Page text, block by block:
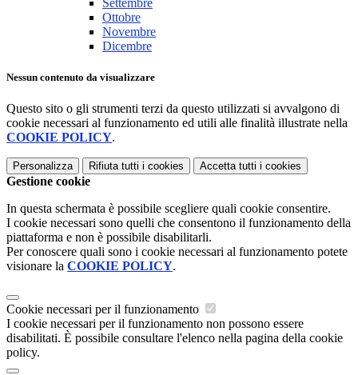
Settembre
Ottobre
Novembre
Dicembre
Nessun contenuto da visualizzare
Questo sito o gli strumenti terzi da questo utilizzati si avvalgono di
cookie necessari al funzionamento ed utili alle finalità illustrate nella
COOKIE POLICY.
Personalizza Rifiuta tutti i cookies Accetta tutti i cookies
Gestione cookie
In questa schermata è possibile scegliere quali cookie consentire.
I cookie necessari sono quelli che consentono il funzionamento della
piattaforma e non è possibile disabilitarli.
Per conoscere quali sono i cookie necessari al funzionamento potete
visionare la COOKIE POLICY.
Cookie necessari per il funzionamento
I cookie necessari per il funzionamento non possono essere
disabilitati. È possibile consultare l'elenco nella pagina della cookie
policy.